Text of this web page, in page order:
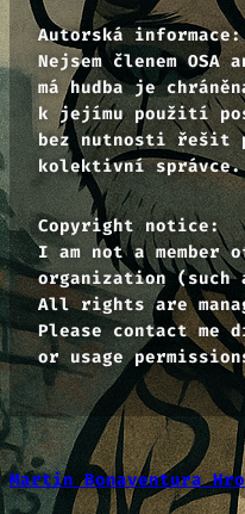
Autorská informace:
Nejsem členem
má hudba je
k jejímu použití
bez nutnosti řešit
kolektivní správce.
Copyright notice:
I am not a
organization (such
All rights are
Please contact
or usage
Martin Bonaventura